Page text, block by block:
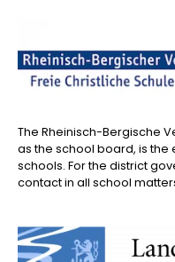
The Rheinisch-Bergische
as the school board, is
schools. For the district
contact in all school